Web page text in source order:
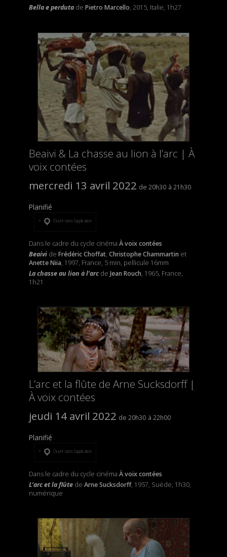
Bella e perdutade Pietro Marcello, 2015, Italie, 1h27
Beaivi & La chasse au lion à l’arc | À
voix contées
mercredi 13 avril 2022
20h30 21h30
Planifié
Ouvrir dans l’application
Dans le cadre du cycle cinéma À voix contées
Beaivide Frédéric Choffat, Christophe Chammartin et
Anette Niia, 1997, France, 5 min, pellicule 16mm
La chasse au lion à l’arcde Jean Rouch, 1965, France,
1h21
L’arc et la flûte de Arne Sucksdorff |
À voix contées
jeudi 14 avril 2022
20h30 22h00
Planifié
Ouvrir dans l’application
Dans le cadre du cycle cinéma À voix contées
L’arc et la flûtede Arne Sucksdorff, 1957, Suède, 1h30,
numérique